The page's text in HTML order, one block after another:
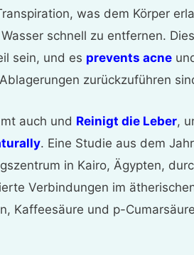
was dem Körper
schnell zu entfernen.
sein, und es prevents acne
zurückzuführen
auch und Reinigt die Leber,
. Eine Studie aus dem
in Kairo, Ägypten,
Verbindungen im
Kaffeesäure und p-